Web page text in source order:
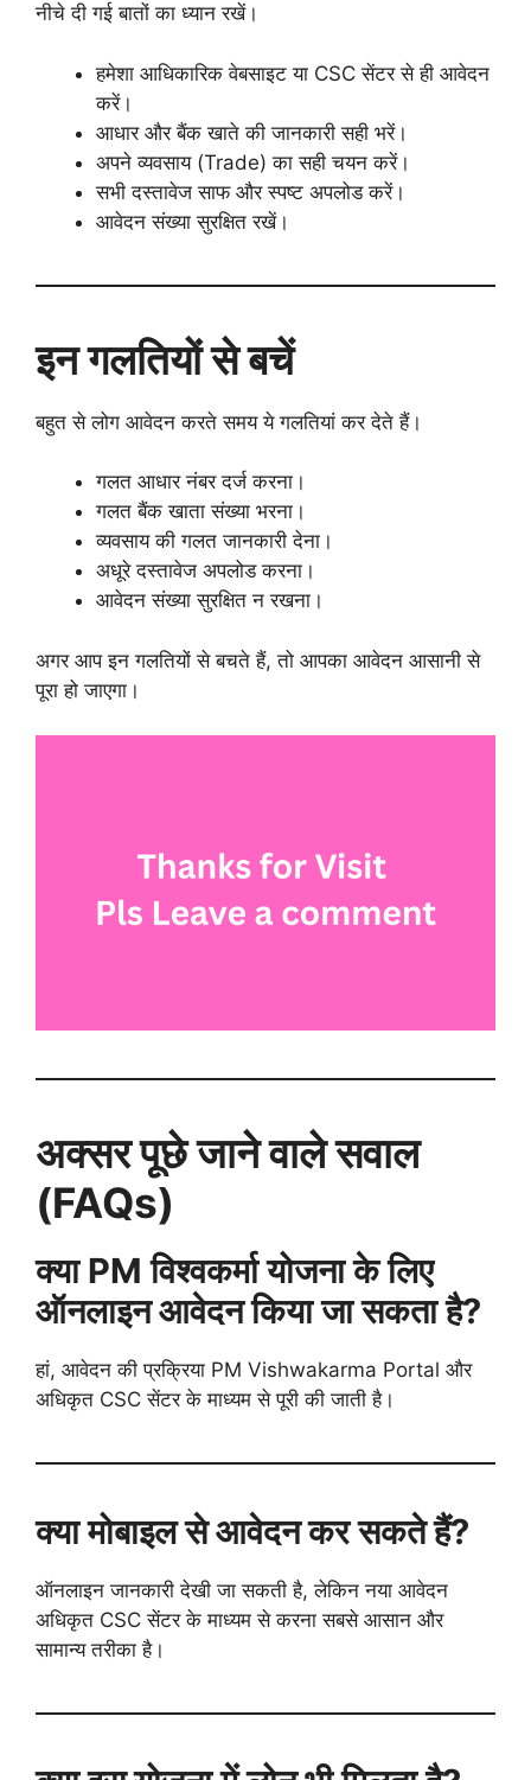
नीचे दी गई बातों का ध्यान रखें।
हमेशा आधिकारिक वेबसाइट या CSC सेंटर से ही आवेदन
करें।
आधार और बैंक खाते की जानकारी सही भरें।
अपने व्यवसाय (Trade) का सही चयन करें।
सभी दस्तावेज साफ और स्पष्ट अपलोड करें।
आवेदन संख्या सुरक्षित रखें।
इन गलतियों से बचें
बहुत से लोग आवेदन करते समय ये गलतियां कर देते हैं।
गलत आधार नंबर दर्ज करना।
गलत बैंक खाता संख्या भरना।
व्यवसाय की गलत जानकारी देना।
अधूरे दस्तावेज अपलोड करना।
आवेदन संख्या सुरक्षित न रखना।
अगर आप इन गलतियों से बचते हैं, तो आपका आवेदन आसानी से
पूरा हो जाएगा।
अक्सर पूछे जाने वाले सवाल
(FAQs)
क्या PM विश्वकर्मा योजना के लिए
ऑनलाइन आवेदन किया जा सकता है?
हां, आवेदन की प्रक्रिया PM Vishwakarma Portal और
अधिकृत CSC सेंटर के माध्यम से पूरी की जाती है।
क्या मोबाइल से आवेदन कर सकते हैं?
ऑनलाइन जानकारी देखी जा सकती है, लेकिन नया आवेदन
अधिकृत CSC सेंटर के माध्यम से करना सबसे आसान और
सामान्य तरीका है।